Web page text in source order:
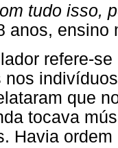
tudo isso,
anos, ensino
refere-
que
tocava
Havia